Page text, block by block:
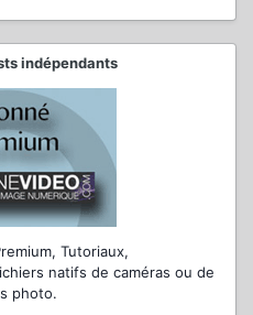
indépendants
Tutoriaux,
natifs de caméras ou de
photo.